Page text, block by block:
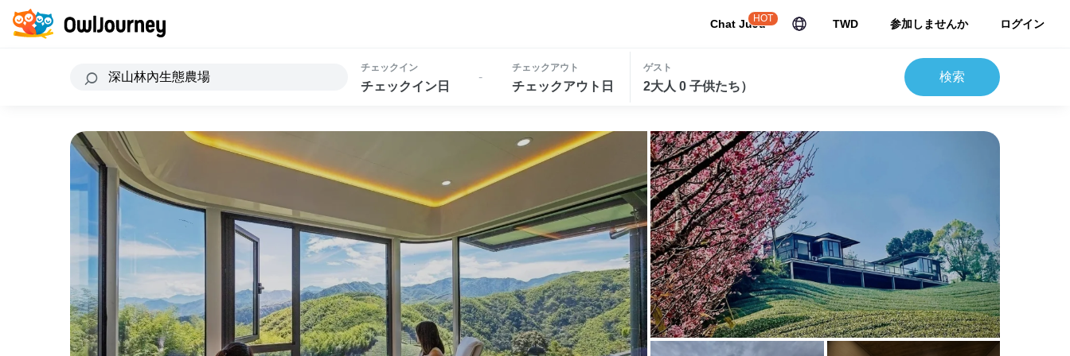
Chat JuJu
HOT TWD 参加しませんか ログイン
チェックイン
チェックイン日
-
チェックアウト
チェックアウト日
ゲスト
2大人 0 子供たち）
検索